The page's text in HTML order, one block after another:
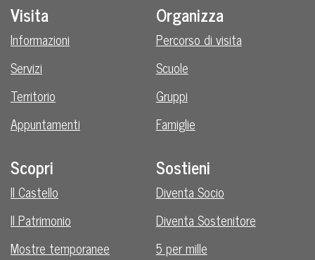
Visita
Informazioni
Servizi
Territorio
Appuntamenti
Organizza
Percorso di visita
Scuole
Gruppi
Famiglie
Scopri
Il Castello
Il Patrimonio
Mostre temporanee
Sostieni
Diventa Socio
Diventa Sostenitore
5 per mille